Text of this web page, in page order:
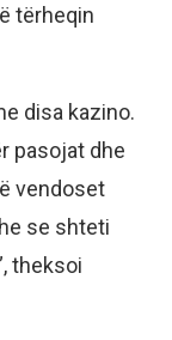
tërheqin
disa kazino.
pasojat dhe
vendoset
se shteti
theksoi